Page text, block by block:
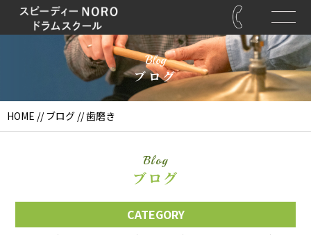
Blog
ブログ
HOME //ブログ // 歯磨き
Blog
ブログ
CATEGORY